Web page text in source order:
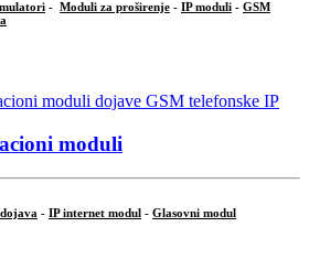
- Moduli za proširenje - IP moduli - GSM
moduli
- IP internet modul - Glasovni modul